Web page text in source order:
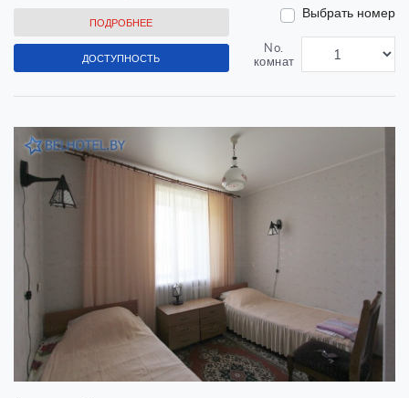
ПОДРОБНЕЕ
ДОСТУПНОСТЬ
Выбрать номер
No.
комнат